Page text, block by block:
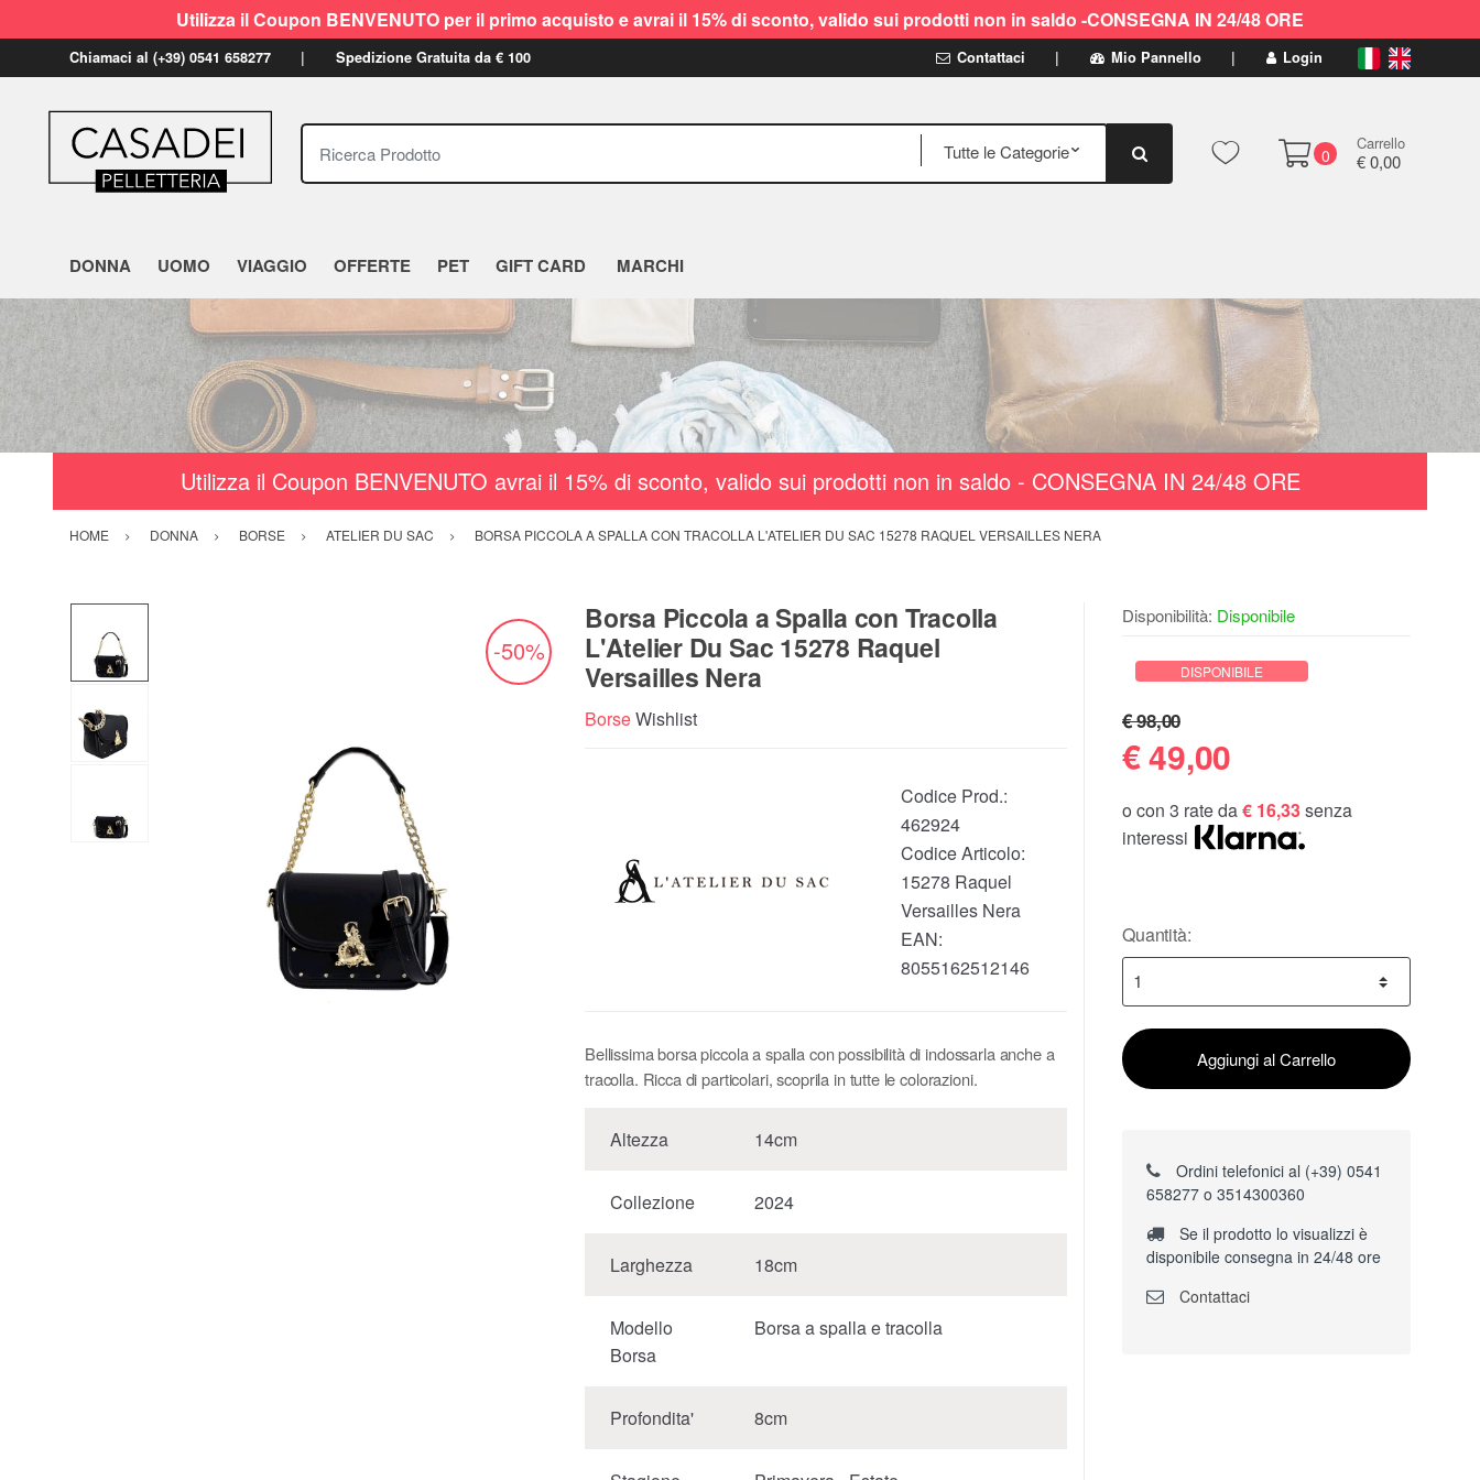
Utilizza il Coupon BENVENUTO per il primo acquisto e avrai il 15% di sconto, valido sui prodotti non in saldo -CONSEGNA IN 24/48 ORE
Chiamaci al (+39) 0541 658277 Spedizione Gratuita da € 100 Contattaci Mio Pannello Login
Ricerca Prodotto
0
Carrello
€ 0,00
DONNA UOMO VIAGGIO OFFERTE PET GIFT CARD MARCHI
Utilizza il Coupon BENVENUTO avrai il 15% di sconto, valido sui prodotti non in saldo - CONSEGNA IN 24/48 ORE
HOME DONNA BORSE ATELIER DU SAC BORSA PICCOLA A SPALLA CON TRACOLLA L'ATELIER DU SAC 15278 RAQUEL VERSAILLES NERA
-50%
Borsa Piccola a Spalla con Tracolla
L'Atelier Du Sac 15278 Raquel
Versailles Nera
BorseWishlist
Codice Prod.:
462924
Codice Articolo:
15278 Raquel
Versailles Nera
EAN:
8055162512146
Bellissima borsa piccola a spalla con possibilità di indossarla anche a
tracolla. Ricca di particolari, scoprila in tutte le colorazioni.
Altezza 14cm
Collezione 2024
Larghezza 18cm
Modello
Borsa
Borsa a spalla e tracolla
Profondita' 8cm
Disponibilità: Disponibile
DISPONIBILE
€ 98,00
€49,00
o con 3 rate da€ 16,33senza
interessi
Quantità:
Aggiungi al Carrello
Ordini telefonici al (+39) 0541
658277 o 3514300360
Se il prodotto lo visualizzi è
disponibile consegna in 24/48 ore
Contattaci